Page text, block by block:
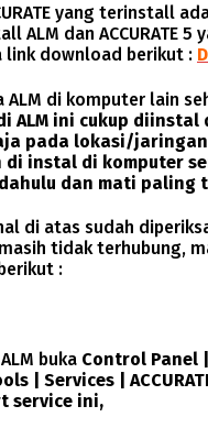
yang terinstall
ALM dan ACCURATE 5
link download berikut :
ALM di komputer lain
ALM ini cukup diinstal
pada lokasi/
di instal di komputer
dan mati paling
di atas sudah
tidak terhubung,
:
buka Control Panel |
| Services |
service ini,